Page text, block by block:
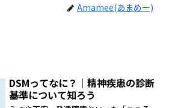
Amamee(あまめー)
DSMってなに？｜精神疾患の診断
基準について知ろう